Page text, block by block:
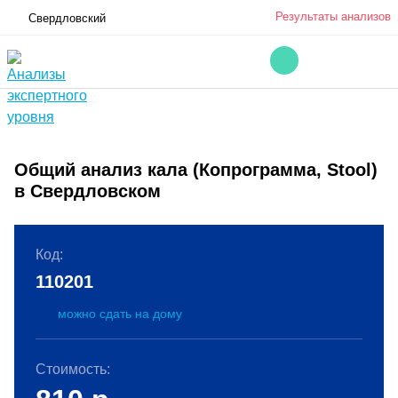
Свердловский Результаты анализов
Общий анализ кала (Копрограмма, Stool)
в Свердловском
Код:
110201
можно сдать на дому
Стоимость: